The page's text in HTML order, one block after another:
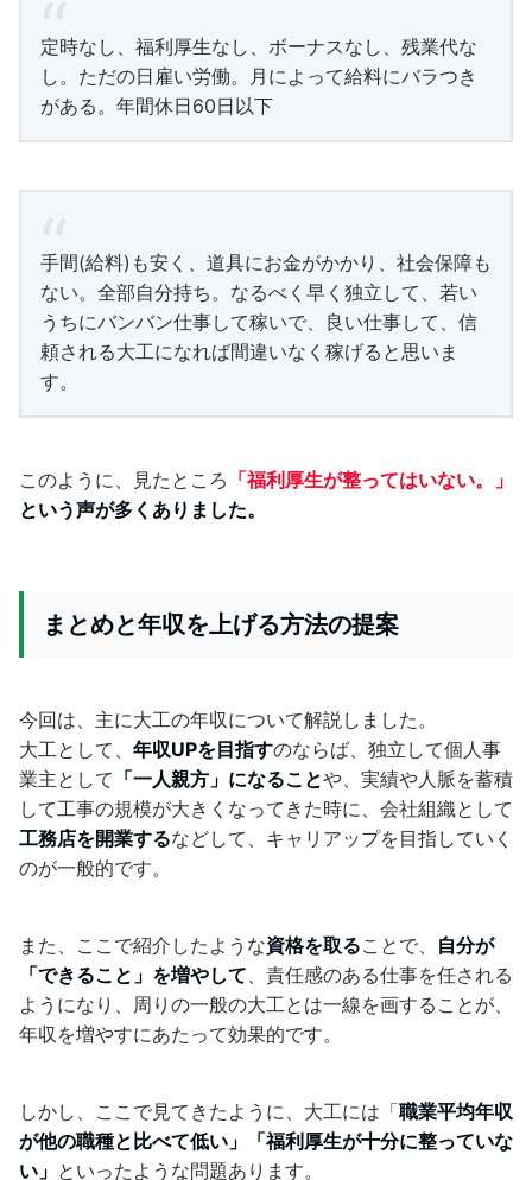
定時なし、福利厚生なし、ボーナスなし、残業代な
し。ただの日雇い労働。月によって給料にバラつき
がある。年間休日60日以下
手間(給料)も安く、道具にお金がかかり、社会保障も
ない。全部自分持ち。なるべく早く独立して、若い
うちにバンバン仕事して稼いで、良い仕事して、信
頼される大工になれば間違いなく稼げると思いま
す。
このように、見たところ 「福利厚生が整ってはいない。」
という声が多くありました。
まとめと年収を上げる方法の提案
今回は、主に大工の年収について解説しました。
大工として、 年収UPを目指すのならば、独立して個人事
業主として 「一人親方」になることや、実績や人脈を蓄積
して工事の規模が大きくなってきた時に、会社組織として
工務店を開業するなどして、キャリアップを目指していく
のが一般的です。
また、ここで紹介したような資格を取ることで、 自分が
「できること」を増やして、責任感のある仕事を任される
ようになり、周りの一般の大工とは一線を画することが、
年収を増やすにあたって効果的です。
しかし、ここで見てきたように、大工には「職業平均年収
が他の職種と比べて低い」「福利厚生が十分に整っていな
い」 といったような問題あります。